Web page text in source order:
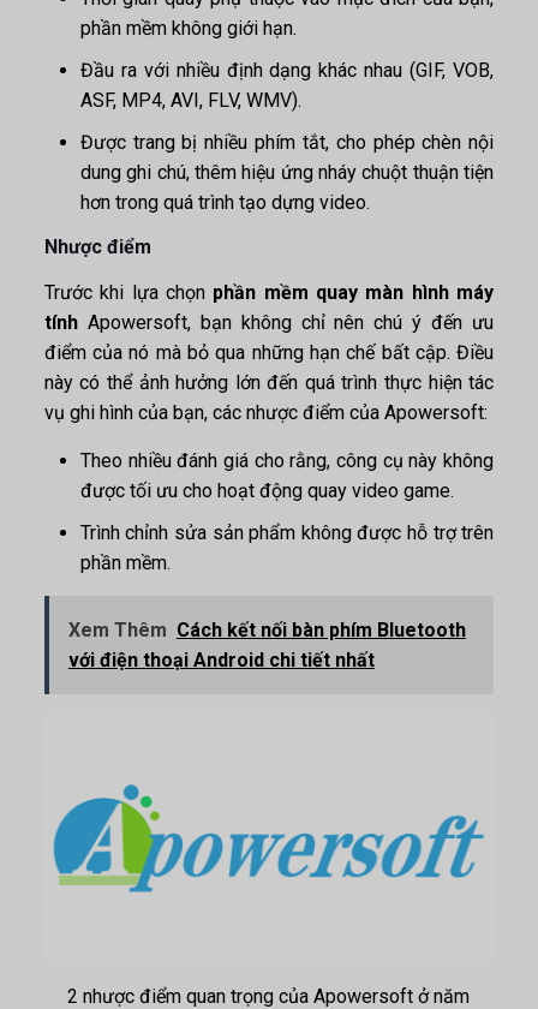
phần mềm không giới hạn.
Đầu ra với nhiều định dạng khác nhau (GIF, VOB,
ASF, MP4, AVI, FLV, WMV).
Được trang bị nhiều phím tắt, cho phép chèn nội
dung ghi chú, thêm hiệu ứng nháy chuột thuận tiện
hơn trong quá trình tạo dựng video.
Nhược điểm
Trước khi lựa chọnphần mềm quay màn hình máy
tính Apowersoft, bạn không chỉ nên chú ý đến ưu
điểm của nó mà bỏ qua những hạn chế bất cập. Điều
này có thể ảnh hưởng lớn đến quá trình thực hiện tác
vụ ghi hình của bạn, các nhược điểm của Apowersoft:
Theo nhiều đánh giá cho rằng, công cụ này không
được tối ưu cho hoạt động quay video game.
Trình chỉnh sửa sản phẩm không được hỗ trợ trên
phần mềm.
Xem Thêm Cách kết nối bàn phím Bluetooth
với điện thoại Android chi tiết nhất
2 nhược điểm quan trọng của Apowersoft ở năm